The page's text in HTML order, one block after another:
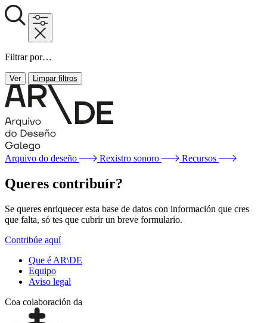
Filtrar por…
Ver Limpar filtros
Arquivo do deseño Rexistro sonoro Recursos
Queres contribuír?
Se queres enriquecer esta base de datos con información que cres
que falta, só tes que cubrir un breve formulario.
Contribúe aquí
Que é AR\DE
Equipo
Aviso legal
Coa colaboración da